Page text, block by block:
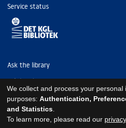
Service status
Ask the library
Tel: (+45) 3347 4747
kb@kb.dk
EAN: 5798000795297
We collect and process your
purposes: Authentication,
and Statistics
To learn more, please read our